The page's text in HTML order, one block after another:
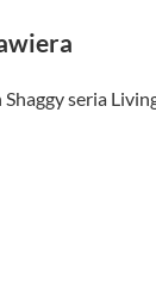
seria